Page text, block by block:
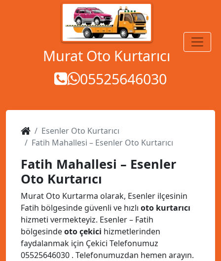
Murat Oto Kurtarıcı
05525646030
MENÜ
Esenler Oto Kurtarıcı
Fatih Mahallesi – Esenler Oto Kurtarıcı
Fatih Mahallesi – Esenler
Oto Kurtarıcı
Murat Oto Kurtarma olarak, Esenler ilçesinin
Fatih bölgesinde güvenli ve hızlı oto kurtarıcı
hizmeti vermekteyiz. Esenler – Fatih
bölgesindeoto çekici hizmetlerinden
faydalanmak için Çekici Telefonumuz
05525646030 . Telefonumuzdan hemen arayın.